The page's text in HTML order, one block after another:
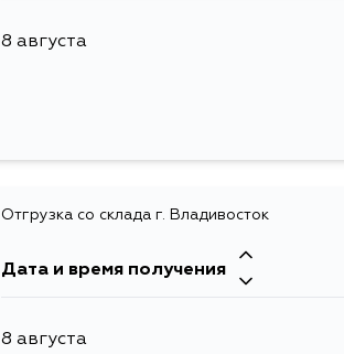
8 августа
Отгрузка со склада г. Владивосток
Дата и время получения
8 августа